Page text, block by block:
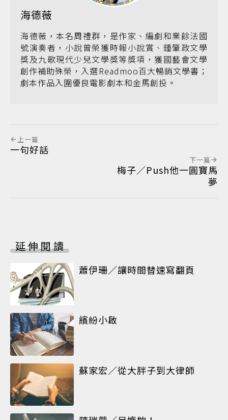
海德薇
海德薇，本名周禮群，是作家、編劇和業餘法國
號演奏者，小說曾榮獲時報小說賞、鍾肇政文學
獎及九歌現代少兒文學獎等獎項，獲國藝會文學
創作補助殊榮，入選Readmoo百大暢銷文學書；
劇本作品入圍優良電影劇本和金馬創投。
上一篇
一句好話
下一篇
梅子／Push他一圓寶馬
夢
延伸閱讀
蕭伊珊／讓時間替速寫翻頁
繽紛小啟
蘇家宏／從大胖子到大律師